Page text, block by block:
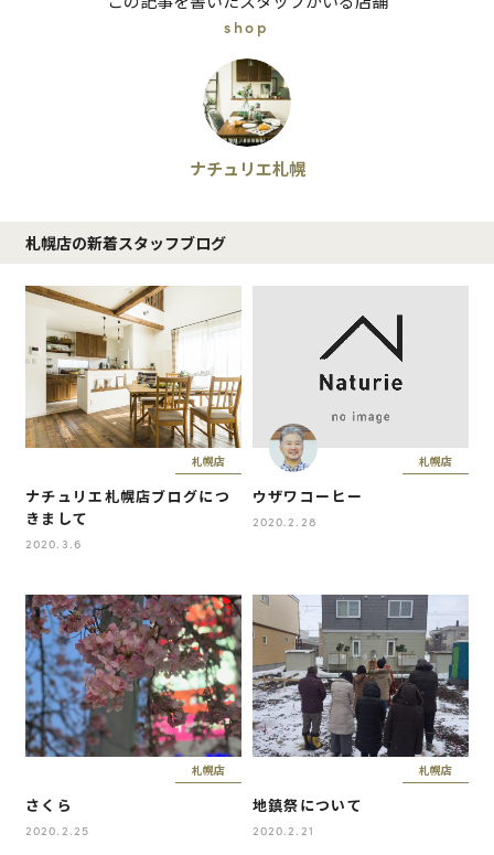
shop
ナチュリエ札幌
札幌店の新着スタッフブログ
札幌店
ナチュリエ札幌店ブログにつ
きまして
2020.3.6
札幌店
ウザワコーヒー
2020.2.28
札幌店
さくら
2020.2.25
札幌店
地鎮祭について
2020.2.21